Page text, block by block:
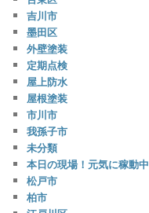
吉川市
墨田区
外壁塗装
定期点検
屋上防水
屋根塗装
市川市
我孫子市
未分類
本日の現場！元気に稼動中
松戸市
柏市